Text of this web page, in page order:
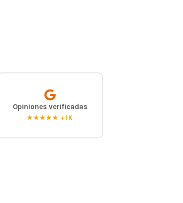
Opiniones verificadas
★★★★★ +1K